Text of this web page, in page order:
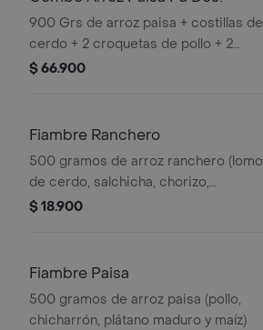
900 Grs de arroz paisa + costillas de
cerdo + 2 croquetas de pollo + 2
gaseosa 250 ml.
$ 66.900
Fiambre Ranchero
500 gramos de arroz ranchero (lomo
de cerdo, salchicha, chorizo,
chicharrón, plátano maduro y maíz)
$ 18.900
Fiambre Paisa
500 gramos de arroz paisa (pollo,
chicharrón, plátano maduro y maíz)